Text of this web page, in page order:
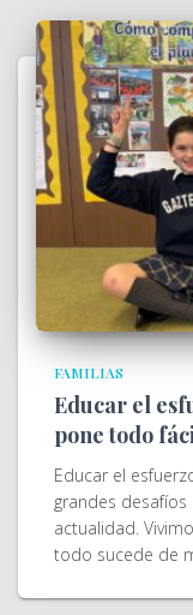
FAMILIAS
Educar el
pone todo
Educar el
grandes
actualidad.
todo sucede de